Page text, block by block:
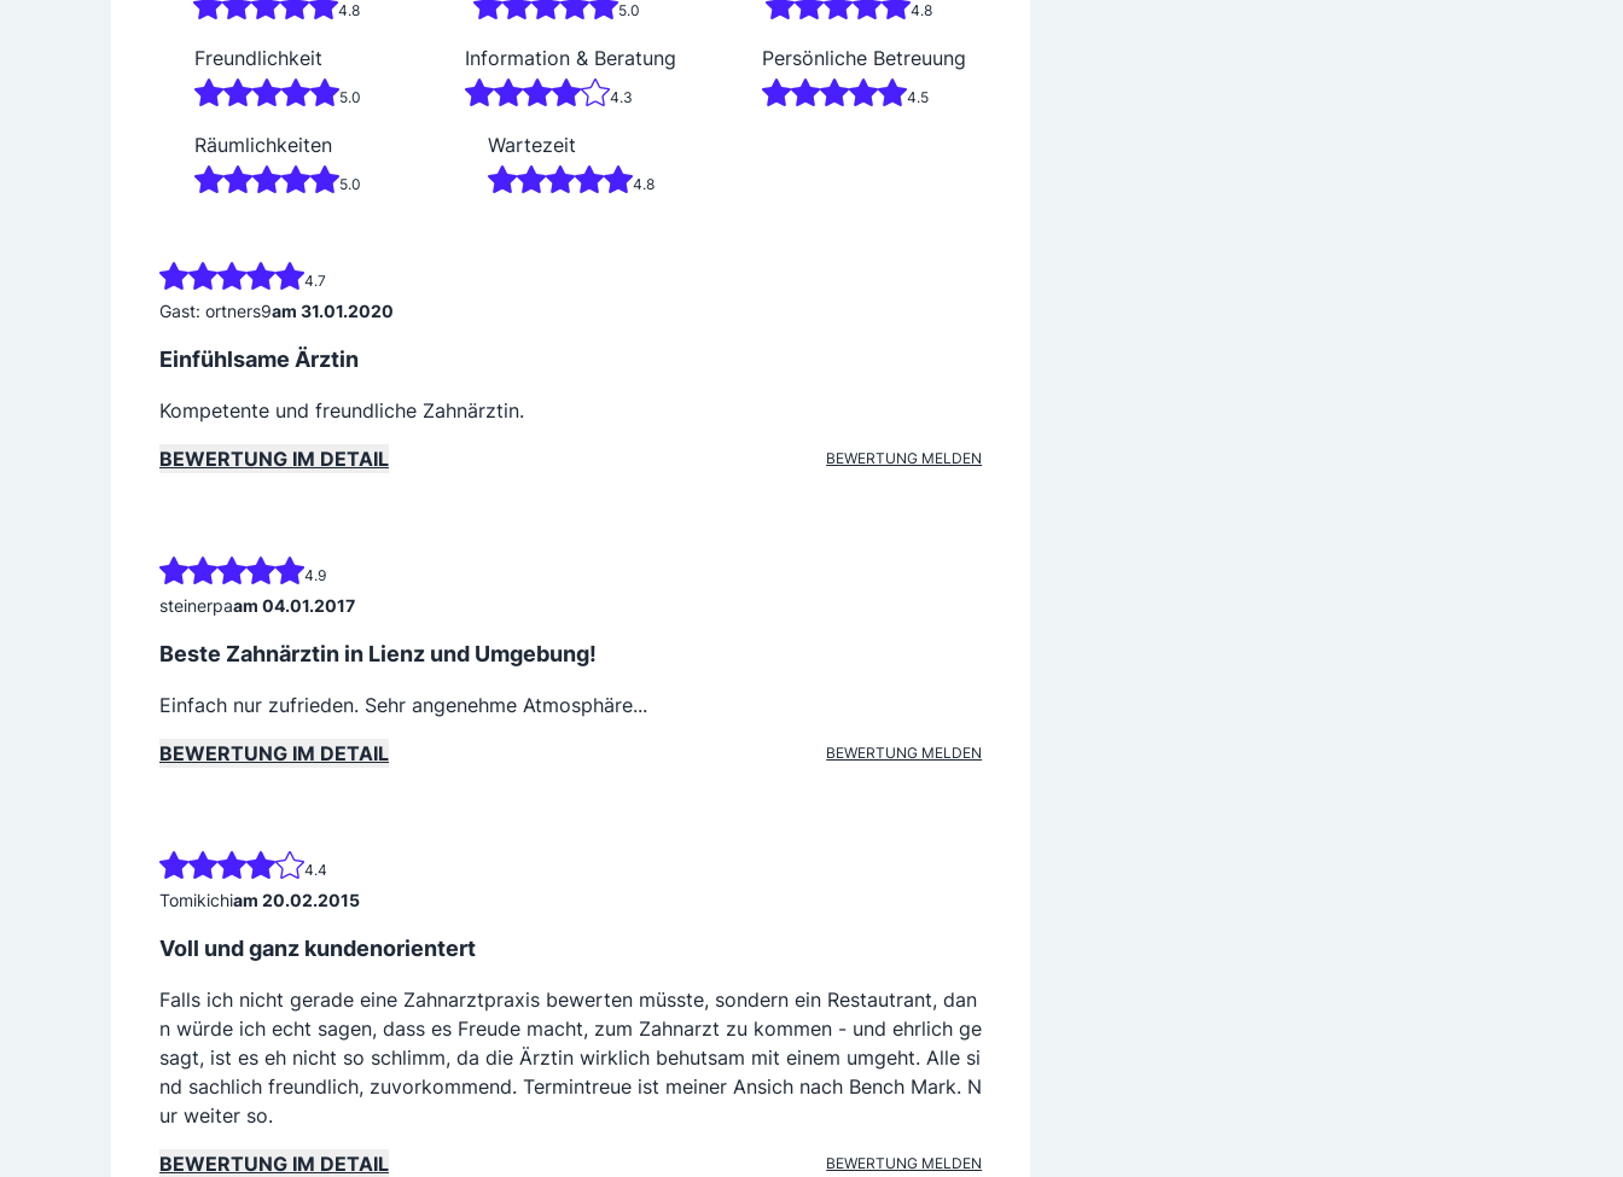
4.8 5.0 4.8
Freundlichkeit
5.0
Information & Beratung
4.3
Persönliche Betreuung
4.5
Räumlichkeiten
5.0
Wartezeit
4.8
4.7
Gast: ortners9am 31.01.2020
Einfühlsame Ärztin
Kompetente und freundliche Zahnärztin.
BEWERTUNG IM DETAIL
BEWERTUNG MELDEN
4.9
steinerpaam 04.01.2017
Beste Zahnärztin in Lienz und Umgebung!
Einfach nur zufrieden. Sehr angenehme Atmosphäre...
BEWERTUNG IM DETAIL
BEWERTUNG MELDEN
4.4
Tomikichiam 20.02.2015
Voll und ganz kundenorientert
Falls ich nicht gerade eine Zahnarztpraxis bewerten müsste, sondern ein Restautrant, dan
n würde ich echt sagen, dass es Freude macht, zum Zahnarzt zu kommen - und ehrlich ge
sagt, ist es eh nicht so schlimm, da die Ärztin wirklich behutsam mit einem umgeht. Alle si
nd sachlich freundlich, zuvorkommend. Termintreue ist meiner Ansich nach Bench Mark. N
ur weiter so.
BEWERTUNG IM DETAIL
BEWERTUNG MELDEN